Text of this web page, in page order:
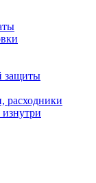
защиты
расходники